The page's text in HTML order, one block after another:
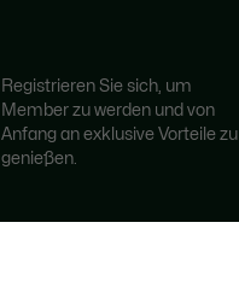
Registrieren Sie sich, um
Member zu werden und von
Anfang an exklusive Vorteile zu
genießen.